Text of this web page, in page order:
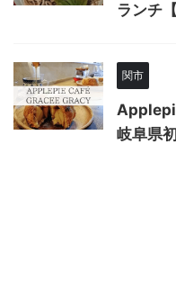
ランチ
関市
岐阜県